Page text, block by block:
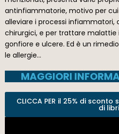
antinfiammatorie, motivo per
alleviare i processi
chirurgici, e per trattare
gonfiore e ulcere. Ed è un
le allergie…
MAGGIORI
CLICCA PER il 25% di
di libri